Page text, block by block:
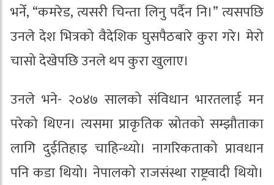
भनेँ, “कमरेड, त्यसरी चिन्ता लिनु पर्दैन नि।” त्यसपछि
उनले देश भित्रको वैदेशिक घुसपैठबारे कुरा गरे। मेरो
चासो देखेपछि उनले थप कुरा खुलाए।
उनले भने- २०४७ सालको संविधान भारतलाई मन
परेको थिएन। त्यसमा प्राकृतिक स्रोतको सम्झौताका
लागि दुईतिहाइ चाहिन्थ्यो। नागरिकताको प्रावधान
पनि कडा थियो। नेपालको राजसंस्था राष्ट्रवादी थियो।